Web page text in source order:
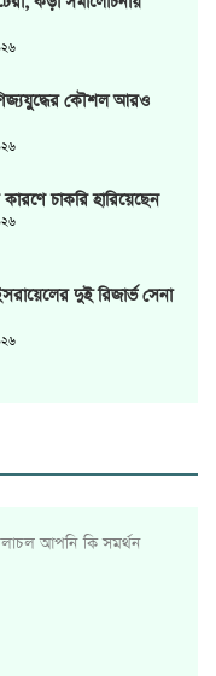
কৌশল আরও
কারণে চাকরি হারিয়েছেন
দুই রিজার্ভ সেনা
আপনি কি সমর্থন